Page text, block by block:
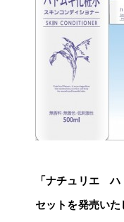
「ナチュリエ
セットを発売いた